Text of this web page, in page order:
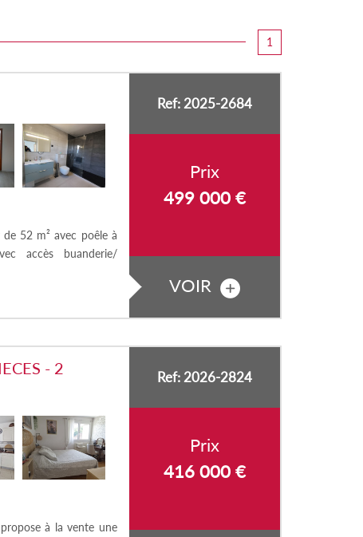
1
52 m² avec poêle à
accès buanderie/
Ref: 2025-2684
Prix
499 000 €
VOIR
- 2
à la vente une
Ref: 2026-2824
Prix
416 000 €